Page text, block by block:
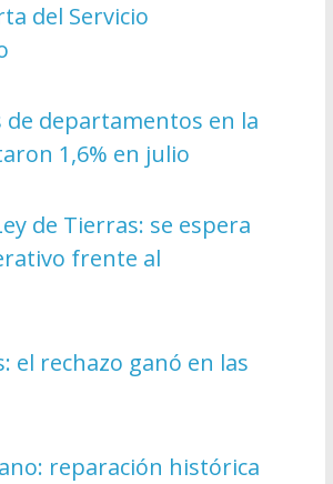
del Servicio
de departamentos en la
1,6% en julio
de Tierras: se espera
frente al
el rechazo ganó en las
reparación histórica